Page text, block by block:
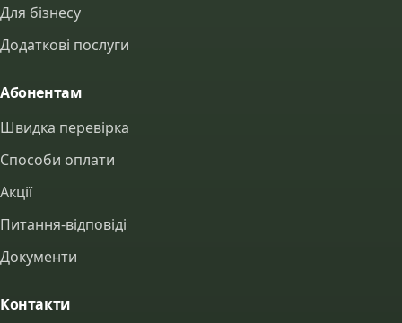
Для бізнесу
Додаткові послуги
Абонентам
Швидка перевірка
Способи оплати
Акції
Питання-відповіді
Документи
Контакти